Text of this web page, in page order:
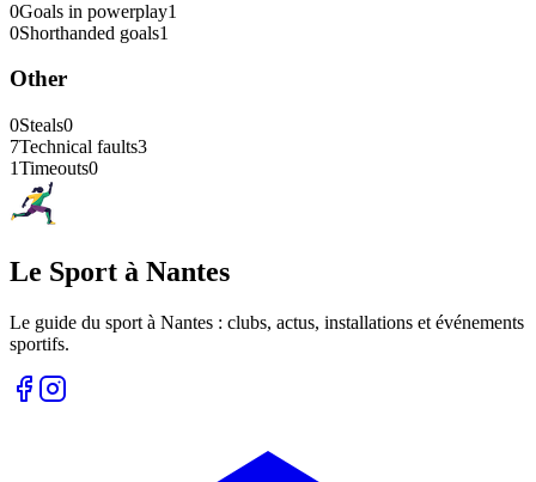
0Goals in powerplay1
0Shorthanded goals1
Other
0Steals0
7Technical faults3
1Timeouts0
Le Sport à Nantes
Le guide du sport à Nantes : clubs, actus, installations et événements
sportifs.